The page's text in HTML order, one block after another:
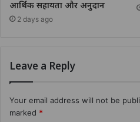
आर्थिक सहायता और अनुदान
2 days ago
Leave a Reply
Your email address will not be
marked *